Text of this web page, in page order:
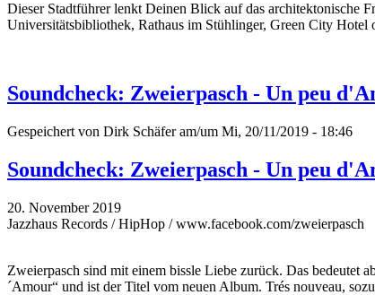
Dieser Stadtführer lenkt Deinen Blick auf das architektonische
Universitätsbibliothek, Rathaus im Stühlinger, Green City Hotel
Soundcheck: Zweierpasch - Un peu
Gespeichert von Dirk Schäferam/um Mi, 20/11/2019 - 18:46
Soundcheck: Zweierpasch - Un peu
20. November 2019
Jazzhaus Records / HipHop / www.facebook.com/zweierpasch
Zweierpasch sind mit einem bissle Liebe zurück. Das bedeutet
´Amour“ und ist der Titel vom neuen Album. Trés nouveau,